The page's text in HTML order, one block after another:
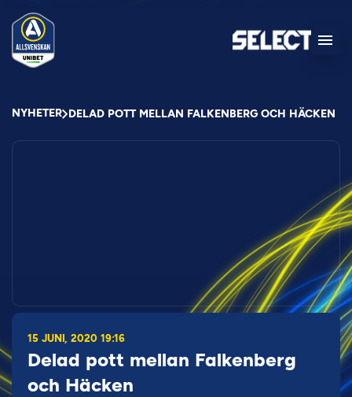
NYHETER DELAD POTT MELLAN FALKENBERG OCH HÄCKEN
15 JUNI, 2020 19:16
Delad pott mellan Falkenberg
och Häcken